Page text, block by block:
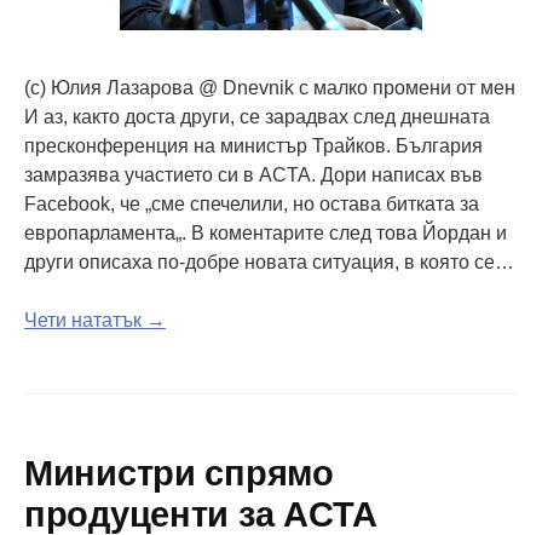
(c) Юлия Лазарова @ Dnevnik с малко промени от мен
И аз, както доста други, се зарадвах след днешната
пресконференция на министър Трайков. България
замразява участието си в ACTA. Дори написах във
Facebook, че „сме спечелили, но остава битката за
европарламента„. В коментарите след това Йордан и
други описаха по-добре новата ситуация, в която се…
Чети нататък →
Министри спрямо
продуценти за ACTA